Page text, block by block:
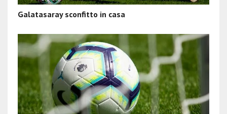
Galatasaray sconfitto in casa